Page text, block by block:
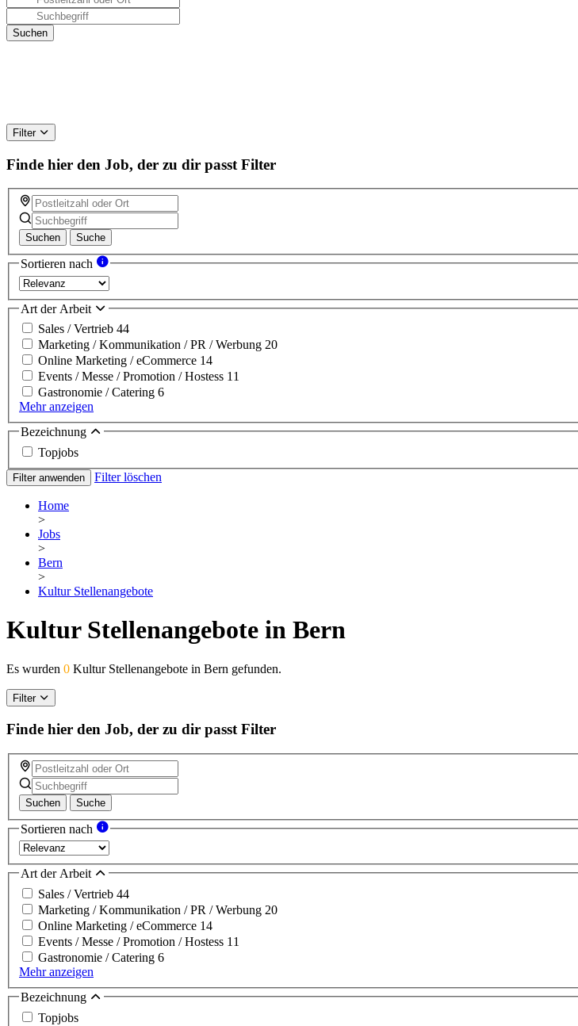
Filter
Finde hier den Job, der zu dir passt Filter
Suchen Suche
Sortieren nach
Art der Arbeit
Sales / Vertrieb 44
Marketing / Kommunikation / PR / Werbung 20
Online Marketing / eCommerce 14
Events / Messe / Promotion / Hostess 11
Gastronomie / Catering 6
Mehr anzeigen
Bezeichnung
Topjobs
Filter anwenden Filter löschen
Home
>
Jobs
>
Bern
>
Kultur Stellenangebote
Kultur Stellenangebote in Bern
Es wurden 0 Kultur Stellenangebote in Bern gefunden.
Filter
Finde hier den Job, der zu dir passt Filter
Suchen Suche
Sortieren nach
Art der Arbeit
Sales / Vertrieb 44
Marketing / Kommunikation / PR / Werbung 20
Online Marketing / eCommerce 14
Events / Messe / Promotion / Hostess 11
Gastronomie / Catering 6
Mehr anzeigen
Bezeichnung
Topjobs